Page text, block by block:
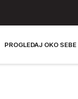
PROGLEDAJ OKO SEBE